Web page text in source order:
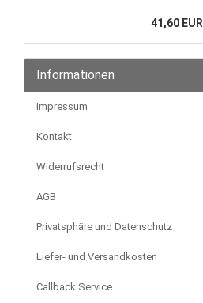
41,60 EUR
Informationen
Impressum
Kontakt
Widerrufsrecht
AGB
Privatsphäre und Datenschutz
Liefer- und Versandkosten
Callback Service